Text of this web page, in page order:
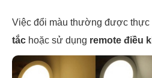
Việc đổi màu thường được thực
tắc hoặc sử dụng remote điều